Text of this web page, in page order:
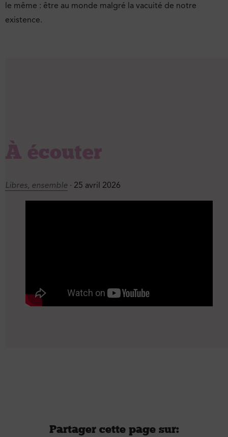
le même : être au monde malgré la vacuité de notre
existence.
À écouter
Libres, ensemble · 25 avril 2026
Partager cette page sur :